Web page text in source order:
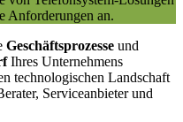
Anforderungen an.
Geschäftsprozesse und
Ihres Unternehmens
technologischen Landschaft
Serviceanbieter und